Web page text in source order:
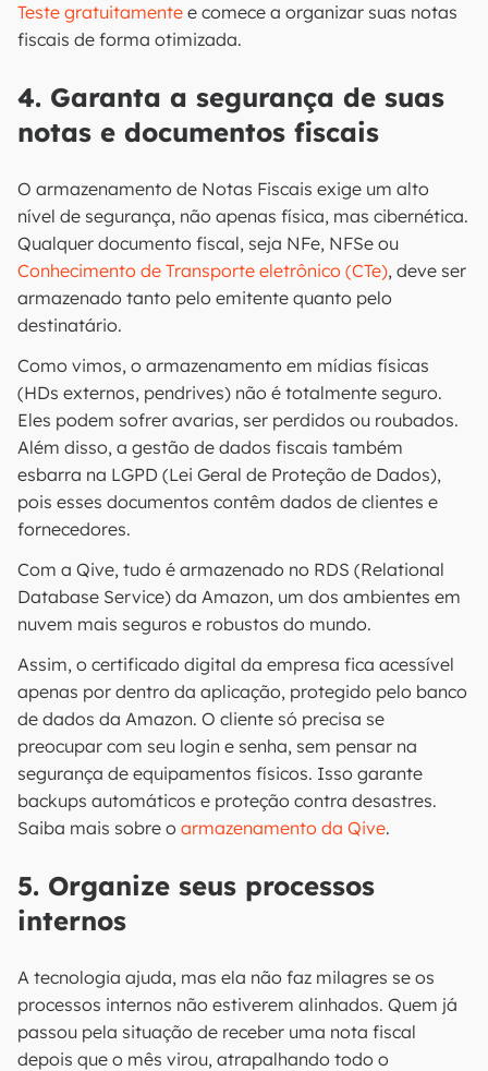
Teste gratuitamente e comece a organizar suas notas
fiscais de forma otimizada.
4. Garanta a segurança de suas
notas e documentos fiscais
O armazenamento de Notas Fiscais exige um alto
nível de segurança, não apenas física, mas cibernética.
Qualquer documento fiscal, seja NFe, NFSe ou
Conhecimento de Transporte eletrônico (CTe), deve ser
armazenado tanto pelo emitente quanto pelo
destinatário.
Como vimos, o armazenamento em mídias físicas
(HDs externos, pendrives) não é totalmente seguro.
Eles podem sofrer avarias, ser perdidos ou roubados.
Além disso, a gestão de dados fiscais também
esbarra na LGPD (Lei Geral de Proteção de Dados),
pois esses documentos contêm dados de clientes e
fornecedores.
Com a Qive, tudo é armazenado no RDS (Relational
Database Service) da Amazon, um dos ambientes em
nuvem mais seguros e robustos do mundo.
Assim, o certificado digital da empresa fica acessível
apenas por dentro da aplicação, protegido pelo banco
de dados da Amazon. O cliente só precisa se
preocupar com seu login e senha, sem pensar na
segurança de equipamentos físicos. Isso garante
backups automáticos e proteção contra desastres.
Saiba mais sobre o armazenamento da Qive.
5. Organize seus processos
internos
A tecnologia ajuda, mas ela não faz milagres se os
processos internos não estiverem alinhados. Quem já
passou pela situação de receber uma nota fiscal
depois que o mês virou, atrapalhando todo o